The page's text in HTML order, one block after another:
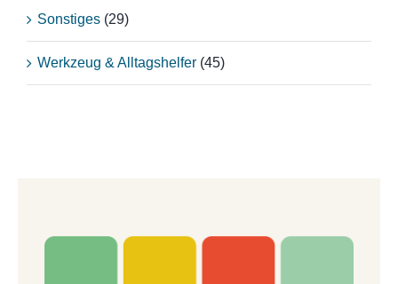
Sonstiges (29)
Werkzeug & Alltagshelfer (45)